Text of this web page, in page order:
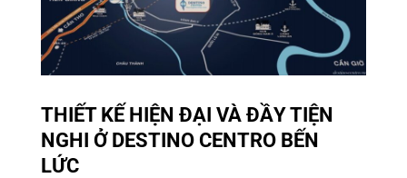
THIẾT KẾ HIỆN ĐẠI VÀ ĐẦY TIỆN
NGHI Ở DESTINO CENTRO BẾN
LỨC